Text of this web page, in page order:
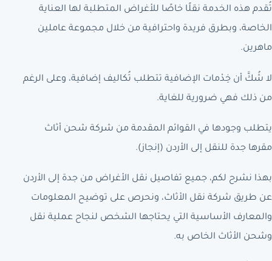
تُقدم هذه الخدمة نقلًا خاصًا للأغراض المتطلبة لها العناية
الخاصة، وبطرق فريدة واحترافية من خلال مجموعة عاملين
ماهرين.
لا شُكَّ أن خِدْمات الإضافية تتطلب تُكاليف إضافية، وعلى الرغم
من ذلك فهي ضرورية للغاية.
يتطلب وجودها في القوائم المقدمة من شركة شحن أثاث
مقرها جدة للنقل إلى الأردن (إنجاز).
بهذا نشرح لكم، جميع تفاصيل نقل الأغراض من جدة إلى الأردن
عن طريق شركة نقل الأثاث، ونحرص على توضيح المعلومات
والمعارف الأساسية التي يحتاجها الشخص لنجاح عملية نقل
وشحن الأثاث الخاص به.